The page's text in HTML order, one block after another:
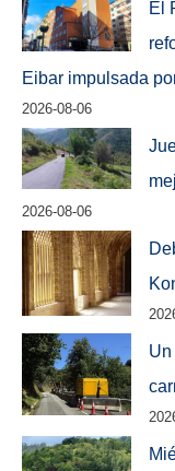
El
Eibar impulsada
2026-08-06
2026-08-06